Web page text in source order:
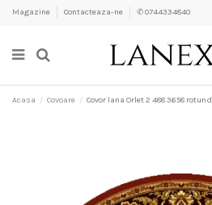
Magazine Contacteaza-ne ✆ 0744334840
Acasa Covoare Covor lana Orlet 2 488 3658 rotund